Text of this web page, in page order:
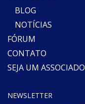
BLOG
NOTÍCIAS
FÓRUM
CONTATO
SEJA UM ASSOCIADO
NEWSLETTER